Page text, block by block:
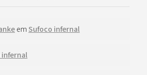
em Sufoco infernal
infernal